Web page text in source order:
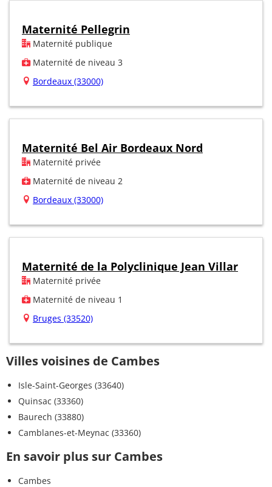
Maternité Pellegrin
Maternité publique
Maternité de niveau 3
Bordeaux (33000)
Maternité Bel Air Bordeaux Nord
Maternité privée
Maternité de niveau 2
Bordeaux (33000)
Maternité de la Polyclinique Jean Villar
Maternité privée
Maternité de niveau 1
Bruges (33520)
Villes voisines de Cambes
Isle-Saint-Georges (33640)
Quinsac (33360)
Baurech (33880)
Camblanes-et-Meynac (33360)
En savoir plus sur Cambes
Cambes